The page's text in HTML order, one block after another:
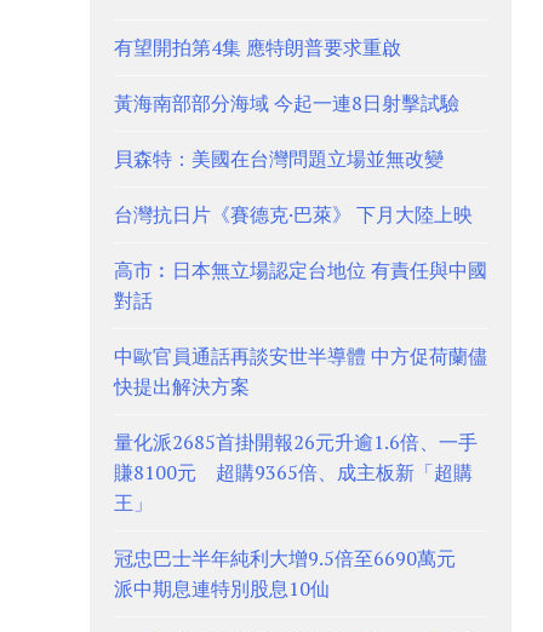
有望開拍第4集 應特朗普要求重啟
黃海南部部分海域 今起一連8日射擊試驗
貝森特：美國在台灣問題立場並無改變
台灣抗日片《賽德克·巴萊》 下月大陸上映
高市︰日本無立場認定台地位 有責任與中國
對話
中歐官員通話再談安世半導體 中方促荷蘭儘
快提出解決方案
量化派2685首掛開報26元升逾1.6倍、一手
賺8100元 超購9365倍、成主板新「超購
王」
冠忠巴士半年純利大增9.5倍至6690萬元
派中期息連特別股息10仙